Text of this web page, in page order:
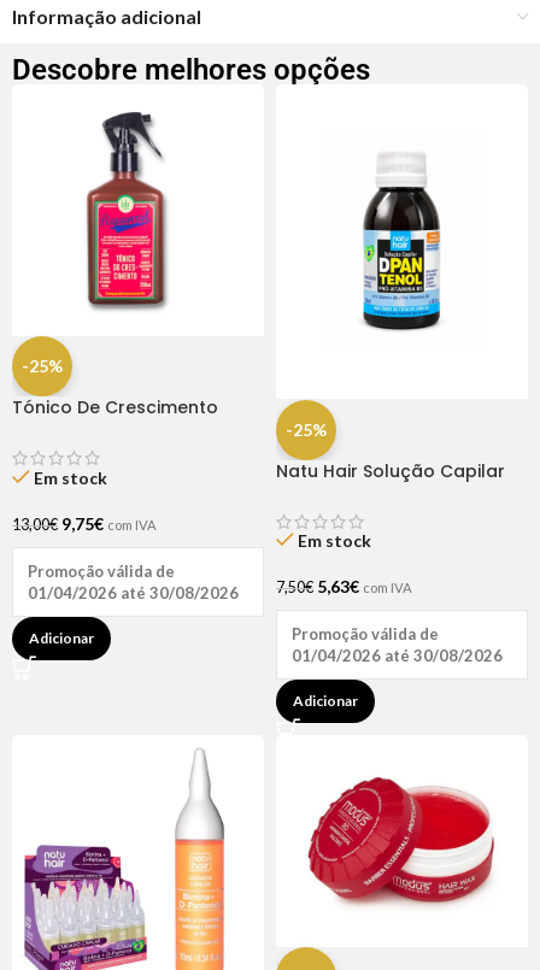
Informação adicional
Descobre melhores opções
-25%
Tónico De Crescimento
Em stock
13,00€ 9,75€ com IVA
Promoção válida de
01/04/2026 até 30/08/2026
Adicionar
-25%
Natu Hair Solução Capilar
Em stock
7,50€ 5,63€ com IVA
Promoção válida de
01/04/2026 até 30/08/2026
Adicionar